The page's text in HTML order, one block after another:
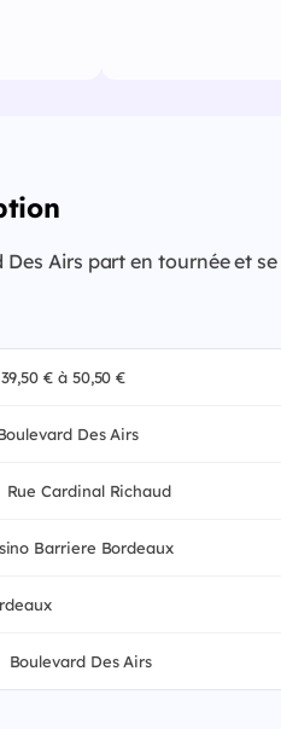
Des Airs part en tournée et
€ à 50,50 €
Des Airs
Rue Cardinal Richaud
Barriere Bordeaux
Boulevard Des Airs